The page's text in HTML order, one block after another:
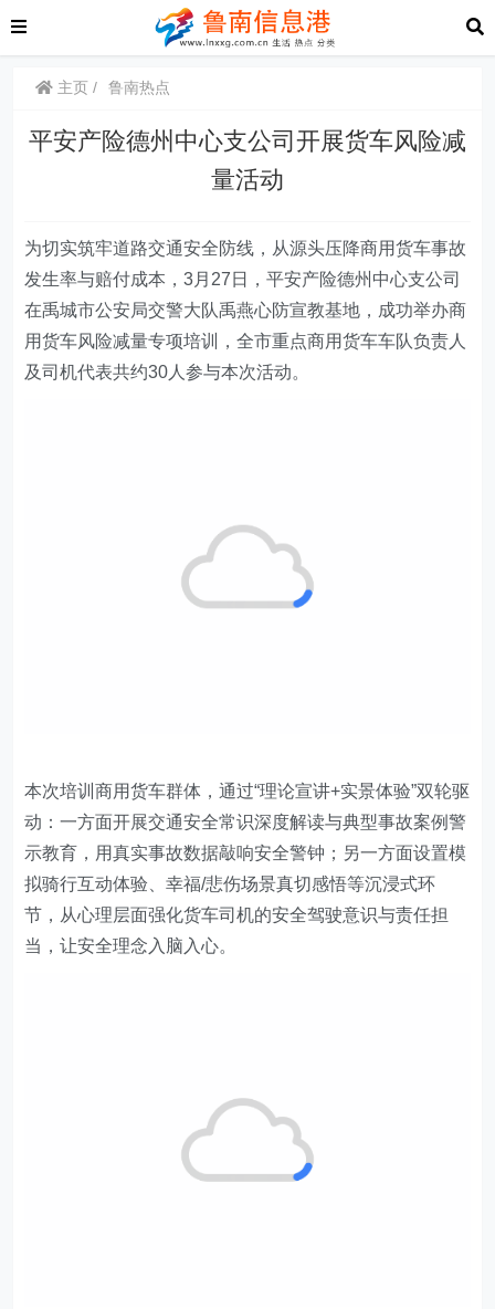
主页 鲁南热点
平安产险德州中心支公司开展货车风险减
量活动
为切实筑牢道路交通安全防线，从源头压降商用货车事故
发生率与赔付成本，3月27日，平安产险德州中心支公司
在禹城市公安局交警大队禹燕心防宣教基地，成功举办商
用货车风险减量专项培训，全市重点商用货车车队负责人
及司机代表共约30人参与本次活动。
本次培训商用货车群体，通过“理论宣讲+实景体验”双轮驱
动：一方面开展交通安全常识深度解读与典型事故案例警
示教育，用真实事故数据敲响安全警钟；另一方面设置模
拟骑行互动体验、幸福/悲伤场景真切感悟等沉浸式环
节，从心理层面强化货车司机的安全驾驶意识与责任担
当，让安全理念入脑入心。